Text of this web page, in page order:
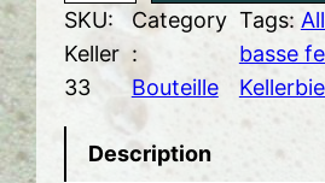
a
n
t
SKU:
Keller
33
Category
:
Bouteille
Tags:
basse
Description